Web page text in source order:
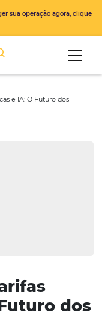
proteger sua operação